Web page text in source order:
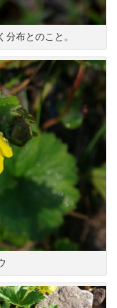
布とのこと。